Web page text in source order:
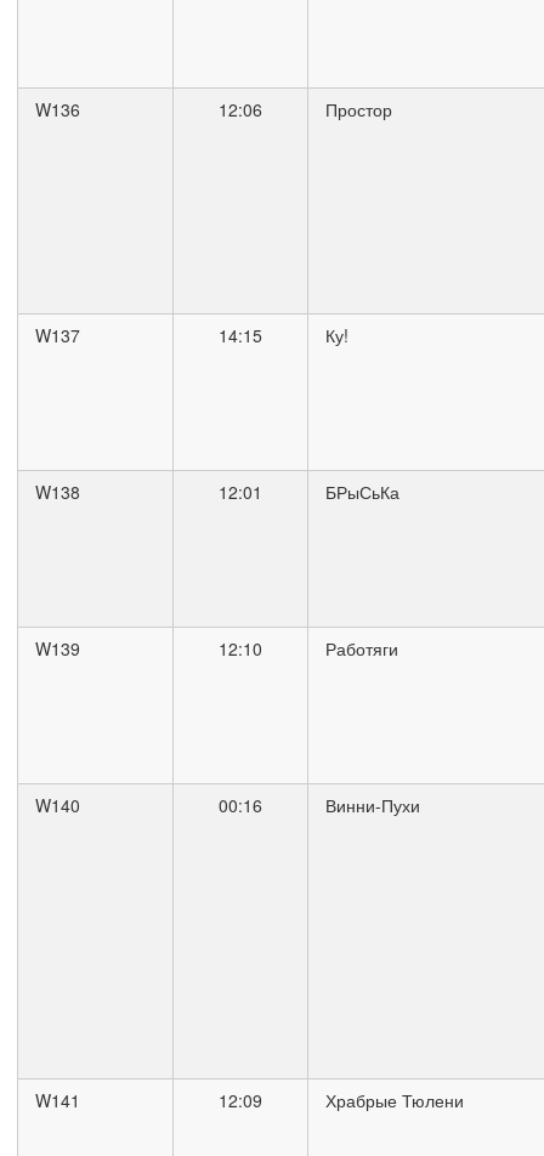
W136 12:06 Простор
W137 14:15 Ку!
W138 12:01 БРыСьКа
W139 12:10 Работяги
W140 00:16 Винни-Пухи
W141 12:09 Храбрые Тюлени